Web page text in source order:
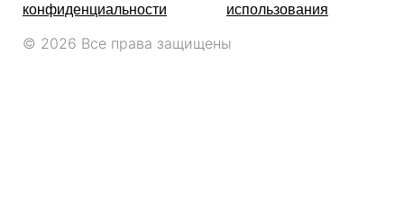
конфиденциальности
использования
© 2026 Все права защищены